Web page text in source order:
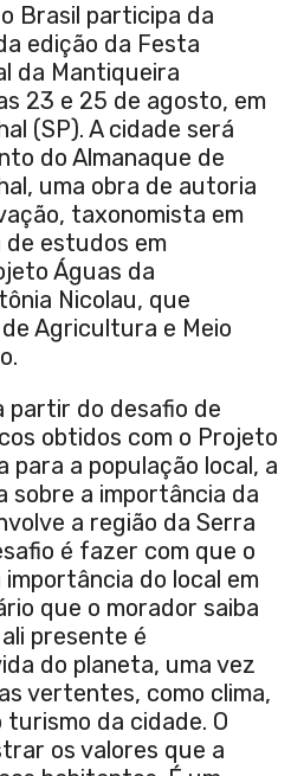
Brasil participa da
edição da Festa
da Mantiqueira
23 e 25 de agosto, em
(SP). A cidade será
do Almanaque de
uma obra de autoria
taxonomista em
estudos em
Águas da
Nicolau, que
Agricultura e Meio
partir do desafio de
obtidos com o Projeto
para a população local, a
sobre a importância da
a região da Serra
é fazer com que o
do local em
que o morador saiba
presente é
do planeta, uma vez
vertentes, como clima,
da cidade. O
os valores que a